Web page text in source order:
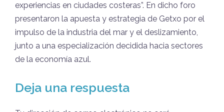
experiencias en ciudades costeras”. En dicho foro
presentaron la apuesta y estrategia de Getxo por el
impulso de la industria del mar y el deslizamiento,
junto a una especialización decidida hacia sectores
de la economía azul.
Deja una respuesta